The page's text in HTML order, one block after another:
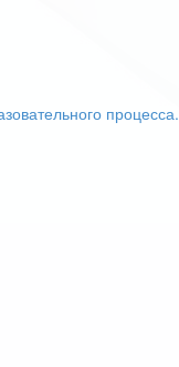
процесса.